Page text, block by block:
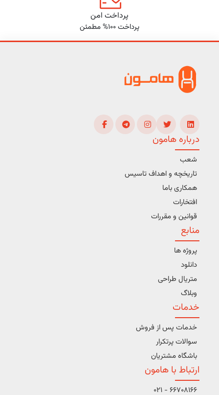
پرداخت امن
پرداخت 100% مطمئن
درباره هامون
شعب
تاریخچه و اهداف تاسیس
همکاری باما
افتخارات
قوانین و مقررات
منابع
پروژه ها
دانلود
متریال طراحی
وبلاگ
خدمات
خدمات پس از فروش
سوالات پرتکرار
باشگاه مشتریان
ارتباط با هامون
66708166 - 021